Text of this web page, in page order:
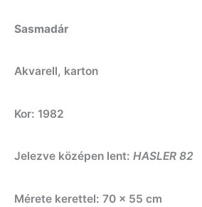
Sasmadár
Akvarell, karton
Kor: 1982
Jelezve középen lent: HASLER 82
Mérete kerettel: 70 x 55 cm